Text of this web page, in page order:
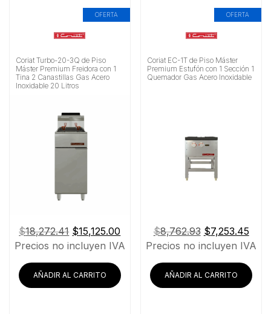
OFERTA
Coriat Turbo-20-3Q de Piso
Máster Premium Freidora con 1
Tina 2 Canastillas Gas Acero
Inoxidable 20 Litros
$18,272.41 El
precio
era:
$18,272.41.
$15,125.00
precio
es:
$15,125.00.
Precios no incluyen IVA
AÑADIR AL CARRITO
OFERTA
Coriat EC-1T de Piso Máster
Premium Estufón con 1 Sección 1
Quemador Gas Acero Inoxidable
$8,762.93 El
precio
era:
$8,762.93.
$7,253.45El
es:
Precios no incluyen IVA
AÑADIR AL CARRITO